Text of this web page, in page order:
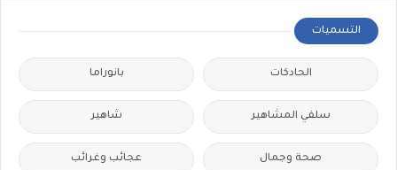
التسميات
الحادكات بانوراما
سلفي المشاهير شاهير
صحة وجمال عجائب وغرائب